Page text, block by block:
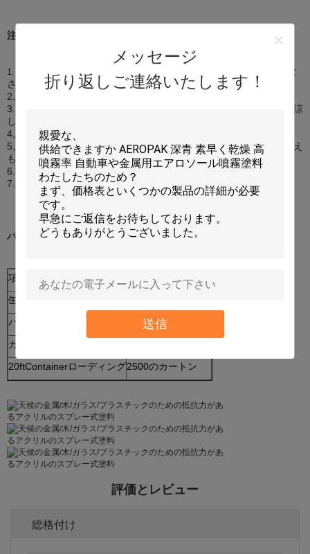
メッセージ
折り返しご連絡いたします！
送信
注意:
1.
内容重圧の下で。点火の熱、炎、火花および他のもとから保ちな
さい。
2。食糧の直接接触と目的で吹きかけてはいけない。
3. well-ventilated場所のスプレー。よりよいコーティングの効果は涼
しく、乾燥したほこりのない環境で作動させなさい得られる。
4。雨か凍結日のラッカーを加えるAvoid。
5。、穴をあけるために激しく打たなければ、または使用の後でさえ
も缶を、焼却処分してはいけない。
6.涼しい、乾燥した場所（45℃）の
店;直接日光を避けなさい。
7.子供の手の届かないところに保ちなさい
パッケージ:
項目いいえ:
ID-201
缶のサイズ:
パッケージ:
400ml X 12pcs/ctn
カートンのサイズ:
20ftContainerローディング2500のカートン
評価とレビュー
総格付け